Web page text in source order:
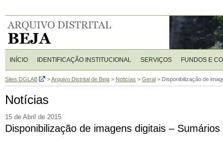
INÍCIO IDENTIFICAÇÃO INSTITUCIONAL SERVIÇOS FUNDOS E
Sites DGLAB >Arquivo Distrital de Beja > Noticías > Geral > Disponibilização de
Notícias
15 de Abril de 2015
Disponibilização de imagens digitais –